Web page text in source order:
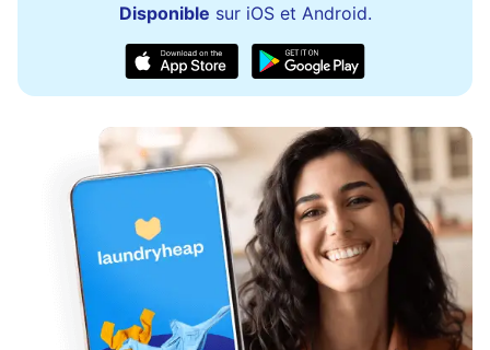
Disponible sur iOS et Android.